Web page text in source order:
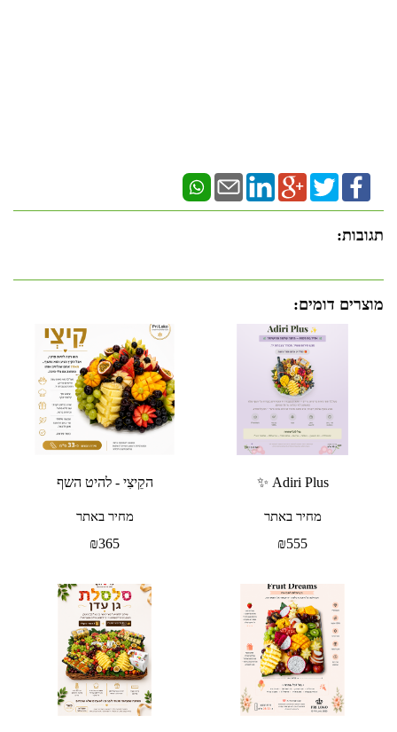
תגובות:
מוצרים דומים:
Adiri Plus ✨
מחיר באתר
₪555
הקֵיצִי - להיט השף
מחיר באתר
₪365